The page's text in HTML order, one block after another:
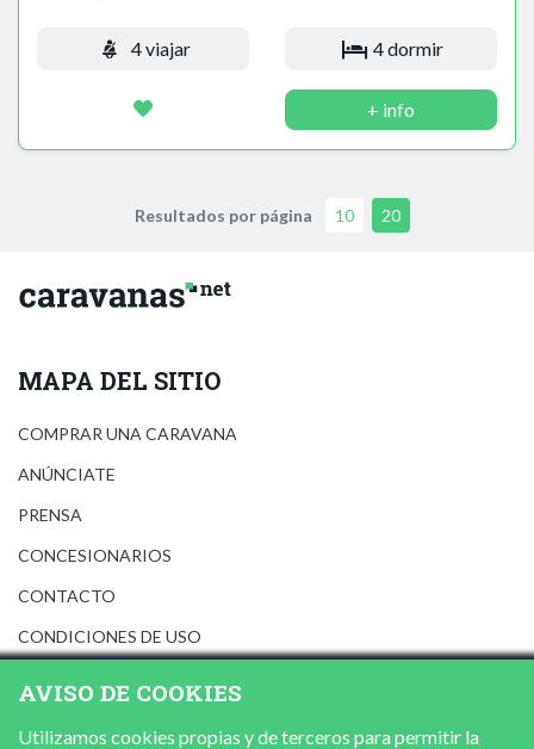
4 viajar 4 dormir
+ info
Resultados por página 10 20
MAPA DEL SITIO
COMPRAR UNA CARAVANA
ANÚNCIATE
PRENSA
CONCESIONARIOS
CONTACTO
CONDICIONES DE USO
AVISO DE COOKIES
Utilizamos cookies propias y de terceros para permitir la